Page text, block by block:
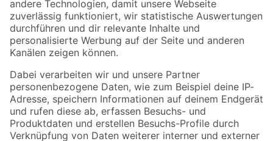
Zur Newsletter Anmeldung
Folge uns
Zahlungsarten Versandarten